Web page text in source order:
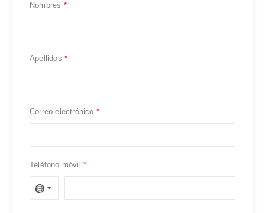
Nombres
Apellidos
Correo electrónico
Teléfono móvil